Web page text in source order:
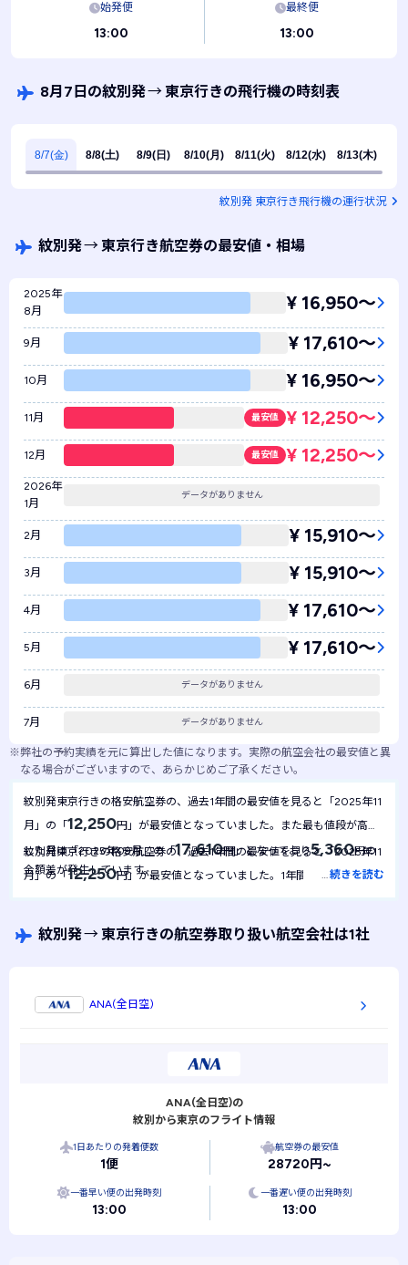
始発便
13:00
最終便
13:00
8月7日の紋別発→東京行きの飛行機の時刻表
8/7(金) 8/8(土) 8/9(日) 8/10(月) 8/11(火) 8/12(水) 8/13(木)
紋別発 東京行き飛行機の運行状況
紋別発→東京行き航空券の最安値・相場
2025年
8月
¥ 16,950〜
9月 ¥ 17,610〜
10月 ¥ 16,950〜
11月 最安値 ¥ 12,250〜
12月 最安値 ¥ 12,250〜
2026年
1月
データがありません
2月 ¥ 15,910〜
3月 ¥ 15,910〜
4月 ¥ 17,610〜
5月 ¥ 17,610〜
6月 データがありません
7月 データがありません
※弊社の予約実績を元に算出した値になります。実際の航空会社の最安値と異
なる場合がございますので、あらかじめご了承ください。
紋別発東京行きの格安航空券の、過去1年間の最安値を見ると「2025年11
月」の「 12,250円」が最安値となっていました。また最も値段が高騰
した月は「2025年09月」の「17,610円」となっており5,360円の
金額差が発生しています。
紋別発東京行きの格安航空券の、過去1年間の最安値を見ると「2025年11
月」の「 12,250円」が最安値となっていました。1年間を通して最安値
…続きを読む
紋別発→東京行きの航空券取り扱い航空会社は1社
ANA(全日空)
ANA(全日空)の
紋別から東京のフライト情報
1日あたりの発着便数
1便
航空券の最安値
28720円~
一番早い便の出発時刻
13:00
一番遅い便の出発時刻
13:00